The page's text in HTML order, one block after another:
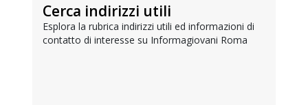
Cerca indirizzi utili
Esplora la rubrica indirizzi utili ed informazioni di
contatto di interesse su Informagiovani Roma